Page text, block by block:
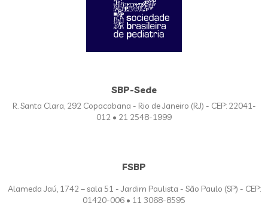
SBP-Sede
R. Santa Clara, 292 Copacabana - Rio de Janeiro (RJ) - CEP: 22041-
012 • 21 2548-1999
FSBP
Alameda Jaú, 1742 – sala 51 - Jardim Paulista - São Paulo (SP) - CEP:
01420-006 • 11 3068-8595